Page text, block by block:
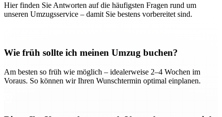
Hier finden Sie Antworten auf die häufigsten Fragen rund um
unseren Umzugsservice – damit Sie bestens vorbereitet sind.
Wie früh sollte ich meinen Umzug buchen?
Am besten so früh wie möglich – idealerweise 2–4 Wochen im
Voraus. So können wir Ihren Wunschtermin optimal einplanen.